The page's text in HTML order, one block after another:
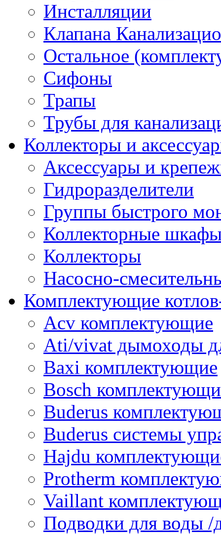
Инсталляции
Клапана
Остальное
Сифоны
Трапы
Трубы для
Коллекторы и
Аксессуары и
Гидроразделители
Группы быстрого
Коллекторные
Коллекторы
Насосно-
Комплектующие
Acv комплектующие
Ati/vivat дымоходы
Baxi комплектующие
Bosch
Buderus
Buderus системы
Hajdu
Protherm
Vaillant
Подводки для воды /